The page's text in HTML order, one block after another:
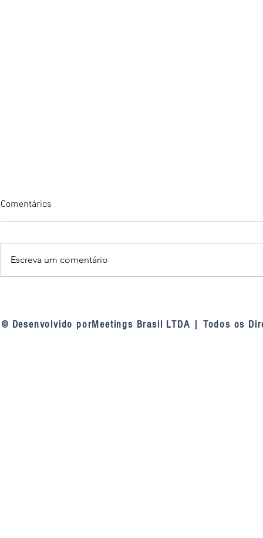
mudança de entendimento do
tribunal sobre as linhas de
Comentários
Escreva um comentário
© Desenvolvido porMeetings Brasil LTDA | Todos os